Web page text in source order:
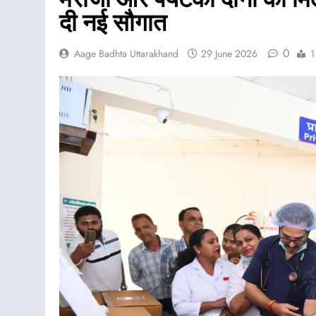
दी नई सौगात
Aage Badhta Uttarakhand 29 June 2026 0